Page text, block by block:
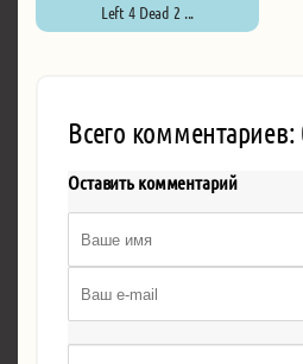
Left 4 Dead 2 ...
Всего комментариев:
Оставить комментарий